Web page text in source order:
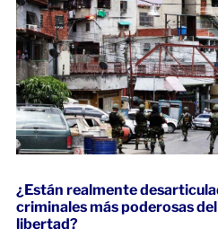
¿Están realmente
criminales más poderosas
libertad?